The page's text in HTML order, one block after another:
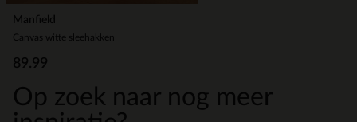
Manfield
Canvas witte sleehakken
89.99
Op zoek naar nog meer